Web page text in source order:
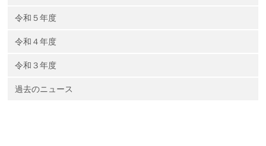
令和５年度
令和４年度
令和３年度
過去のニュース